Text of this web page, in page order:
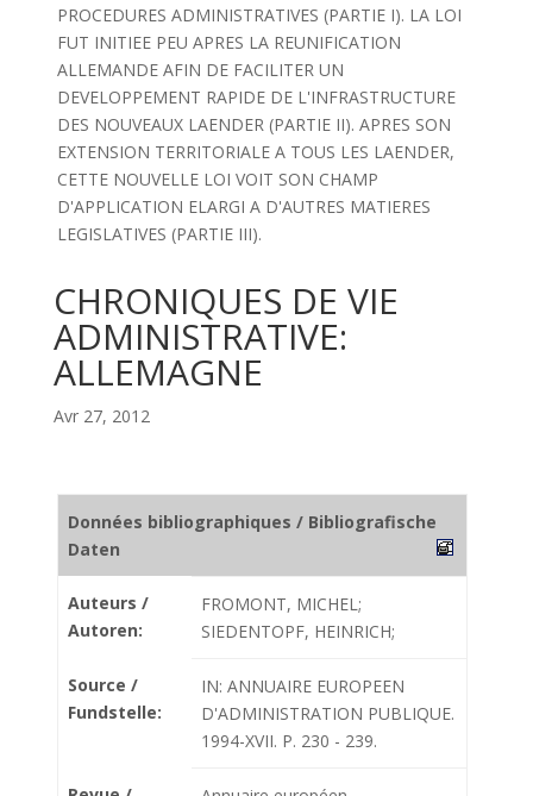
PROCEDURES ADMINISTRATIVES (PARTIE I). LA LOI
FUT INITIEE PEU APRES LA REUNIFICATION
ALLEMANDE AFIN DE FACILITER UN
DEVELOPPEMENT RAPIDE DE L'INFRASTRUCTURE
DES NOUVEAUX LAENDER (PARTIE II). APRES SON
EXTENSION TERRITORIALE A TOUS LES LAENDER,
CETTE NOUVELLE LOI VOIT SON CHAMP
D'APPLICATION ELARGI A D'AUTRES MATIERES
LEGISLATIVES (PARTIE III).
CHRONIQUES DE VIE
ADMINISTRATIVE:
ALLEMAGNE
Avr 27, 2012
Données bibliographiques / Bibliografische
Daten
Auteurs /
Autoren:
FROMONT, MICHEL;
SIEDENTOPF, HEINRICH;
Source /
Fundstelle:
IN: ANNUAIRE EUROPEEN
D'ADMINISTRATION PUBLIQUE.
1994-XVII. P. 230 - 239.